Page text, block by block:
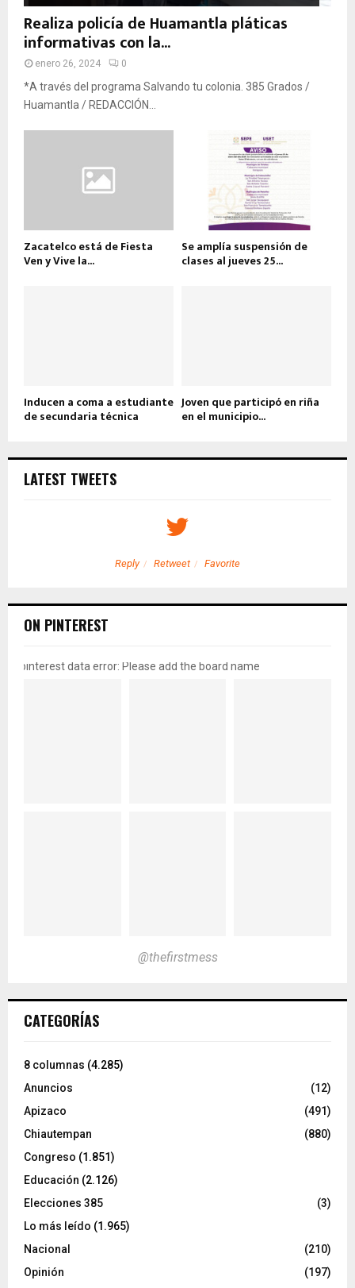
Realiza policía de Huamantla pláticas
informativas con la...
enero 26, 2024 0
*A través del programa Salvando tu colonia. 385 Grados /
Huamantla / REDACCIÓN...
Zacatelco está de Fiesta
Ven y Vive la...
Se amplía suspensión de
clases al jueves 25...
Inducen a coma a estudiante
de secundaria técnica
Joven que participó en riña
en el municipio...
LATEST TWEETS
Reply Retweet Favorite
ON PINTEREST
pinterest data error: Please add the board name
@thefirstmess
CATEGORÍAS
8 columnas (4.285)
Anuncios
(12)
Apizaco
(491)
Chiautempan
(880)
Congreso (1.851)
Educación (2.126)
Elecciones 385
(3)
Lo más leído (1.965)
Nacional
(210)
Opinión
(197)